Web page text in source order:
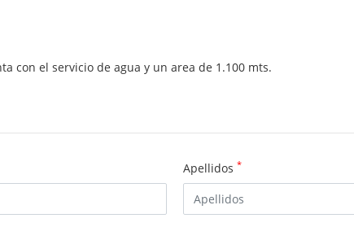
con el servicio de agua y un area de 1.100 mts.
Apellidos *